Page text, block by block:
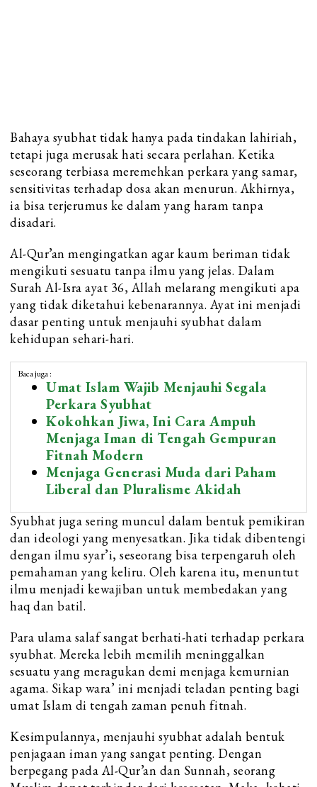
Bahaya syubhat tidak hanya pada tindakan lahiriah,
tetapi juga merusak hati secara perlahan. Ketika
seseorang terbiasa meremehkan perkara yang samar,
sensitivitas terhadap dosa akan menurun. Akhirnya,
ia bisa terjerumus ke dalam yang haram tanpa
disadari.
Al-Qur’an mengingatkan agar kaum beriman tidak
mengikuti sesuatu tanpa ilmu yang jelas. Dalam
Surah Al-Isra ayat 36, Allah melarang mengikuti apa
yang tidak diketahui kebenarannya. Ayat ini menjadi
dasar penting untuk menjauhi syubhat dalam
kehidupan sehari-hari.
Baca juga :
Umat Islam Wajib Menjauhi Segala
Perkara Syubhat
Kokohkan Jiwa, Ini Cara Ampuh
Menjaga Iman di Tengah Gempuran
Fitnah Modern
Menjaga Generasi Muda dari Paham
Liberal dan Pluralisme Akidah
Syubhat juga sering muncul dalam bentuk pemikiran
dan ideologi yang menyesatkan. Jika tidak dibentengi
dengan ilmu syar’i, seseorang bisa terpengaruh oleh
pemahaman yang keliru. Oleh karena itu, menuntut
ilmu menjadi kewajiban untuk membedakan yang
haq dan batil.
Para ulama salaf sangat berhati-hati terhadap perkara
syubhat. Mereka lebih memilih meninggalkan
sesuatu yang meragukan demi menjaga kemurnian
agama. Sikap wara’ ini menjadi teladan penting bagi
umat Islam di tengah zaman penuh fitnah.
Kesimpulannya, menjauhi syubhat adalah bentuk
penjagaan iman yang sangat penting. Dengan
berpegang pada Al-Qur’an dan Sunnah, seorang